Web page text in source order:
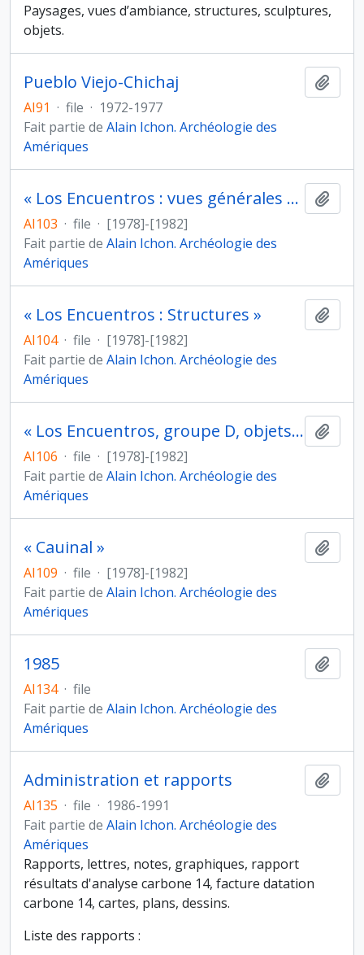
Paysages, vues d’ambiance, structures, sculptures,
objets.
Pueblo Viejo-Chichaj
AI91 · file · 1972-1977
Fait partie de Alain Ichon. Archéologie des
Amériques
« Los Encuentros : vues générales et Structures »
AI103 · file · [1978]-[1982]
Fait partie de Alain Ichon. Archéologie des
Amériques
« Los Encuentros : Structures »
AI104 · file · [1978]-[1982]
Fait partie de Alain Ichon. Archéologie des
Amériques
« Los Encuentros, groupe D, objets - El Jocote, structure 1, jeu de balle »
AI106 · file · [1978]-[1982]
Fait partie de Alain Ichon. Archéologie des
Amériques
« Cauinal »
AI109 · file · [1978]-[1982]
Fait partie de Alain Ichon. Archéologie des
Amériques
1985
AI134 · file
Fait partie de Alain Ichon. Archéologie des
Amériques
Administration et rapports
AI135 · file · 1986-1991
Fait partie de Alain Ichon. Archéologie des
Amériques
Rapports, lettres, notes, graphiques, rapport
résultats d'analyse carbone 14, facture datation
carbone 14, cartes, plans, dessins.
Liste des rapports :